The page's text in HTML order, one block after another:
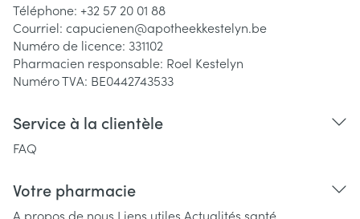
Téléphone: +32 57 20 01 88
Courriel: capucienen@apotheekkestelyn.be
Numéro de licence: 331102
Pharmacien responsable: Roel Kestelyn
Numéro TVA: BE0442743533
Service à la clientèle
FAQ
Votre pharmacie
A propos de nous Liens utiles Actualités santé